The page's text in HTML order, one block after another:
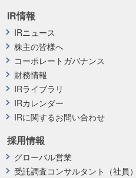
採用情報
グローバル営業
受託調査コンサルタント（社員）
IR情報
IRニュース
株主の皆様へ
コーポレートガバナンス
財務情報
IRライブラリ
IRカレンダー
IRに関するお問い合わせ